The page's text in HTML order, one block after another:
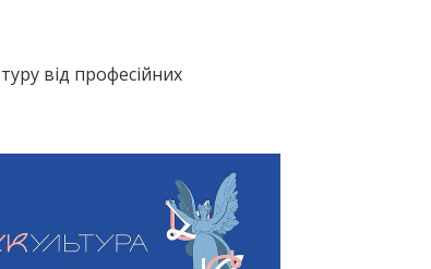
від професійних